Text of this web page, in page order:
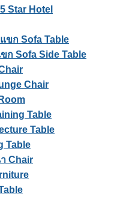
Star Hotel
ขก Sofa Table
ก Sofa Side Table
Chair
Table
Table
Table
Chair